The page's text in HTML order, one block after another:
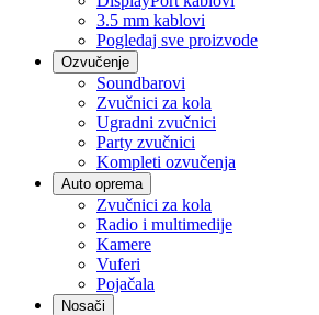
3.5 mm kablovi
Pogledaj sve proizvode
Ozvučenje
Soundbarovi
Zvučnici za kola
Ugradni zvučnici
Party zvučnici
Kompleti ozvučenja
Auto oprema
Zvučnici za kola
Radio i multimedije
Kamere
Vuferi
Pojačala
Nosači